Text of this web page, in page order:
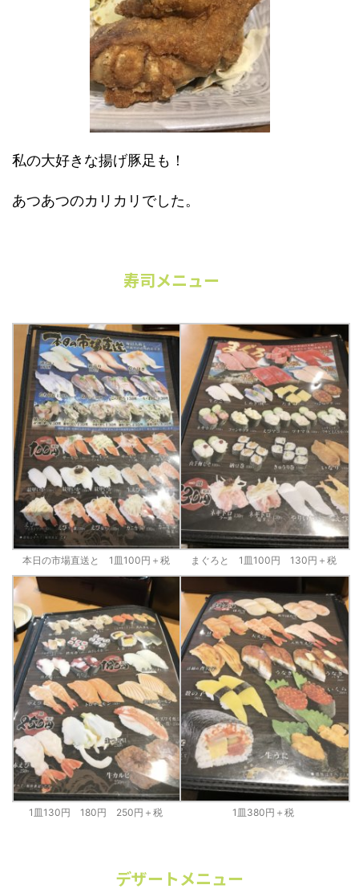
私の大好きな揚げ豚足も！
あつあつのカリカリでした。
寿司メニュー
本日の市場直送と 1皿100円＋税 まぐろと 1皿100円 130円＋税
1皿130円 180円 250円＋税 1皿380円＋税
デザートメニュー